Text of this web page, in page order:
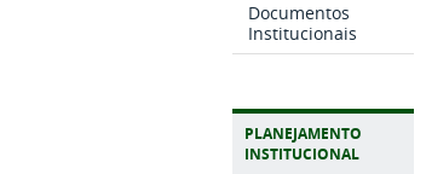
Documentos
Institucionais
PLANEJAMENTO
INSTITUCIONAL